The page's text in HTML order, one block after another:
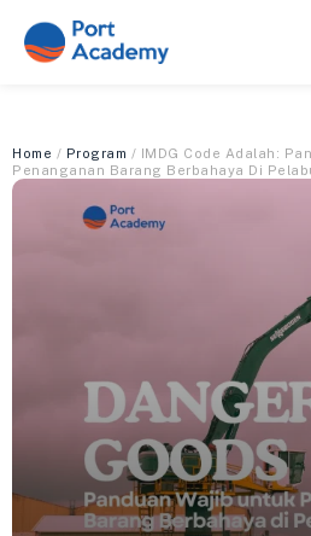
Home / Program / IMDG Code Adalah:
Penanganan Barang Berbahaya Di